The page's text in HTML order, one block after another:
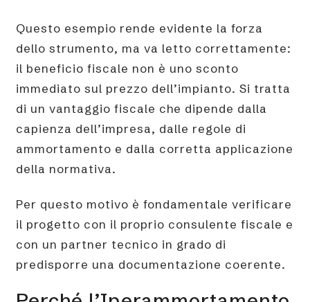
Questo esempio rende evidente la forza
dello strumento, ma va letto correttamente:
il beneficio fiscale non è uno sconto
immediato sul prezzo dell’impianto. Si tratta
di un vantaggio fiscale che dipende dalla
capienza dell’impresa, dalle regole di
ammortamento e dalla corretta applicazione
della normativa.
Per questo motivo è fondamentale verificare
il progetto con il proprio consulente fiscale e
con un partner tecnico in grado di
predisporre una documentazione coerente.